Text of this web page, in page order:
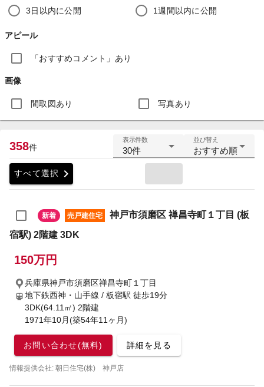
3日以内に公開 1週間以内に公開
アピール
「おすすめコメント」あり
画像
間取図あり 写真あり
358件
表示件数
30件
並び替え
おすすめ順
すべて選択 chevron_right
新着 売戸建住宅
神戸市須磨区 禅昌寺町１丁目 (板
宿駅) 2階建 3DK
150万円
兵庫県神戸市須磨区禅昌寺町１丁目
地下鉄西神・山手線 / 板宿駅 徒歩19分
3DK(64.11㎡) 2階建
1971年10月(築54年11ヶ月)
お問い合わせ(無料) 詳細を見る
情報提供会社: 朝日住宅(株) 神戸店